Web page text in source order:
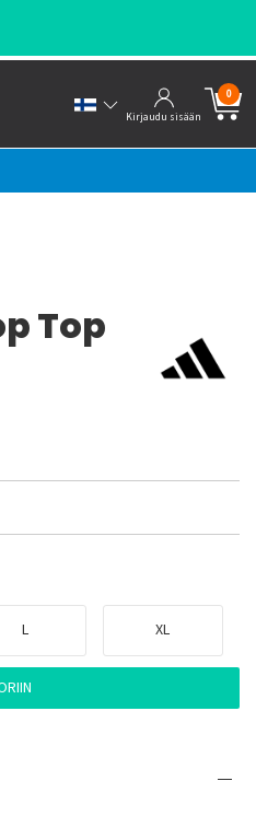
Kirjaudu sisään
0
Top
L XL